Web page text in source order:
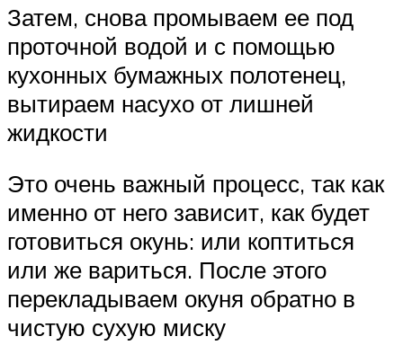
Затем, снова промываем ее под
проточной водой и с помощью
кухонных бумажных полотенец,
вытираем насухо от лишней
жидкости
Это очень важный процесс, так как
именно от него зависит, как будет
готовиться окунь: или коптиться
или же вариться. После этого
перекладываем окуня обратно в
чистую сухую миску